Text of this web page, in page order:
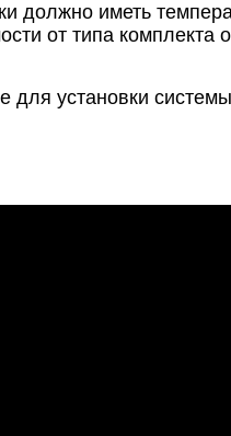
должно иметь
от типа
установки